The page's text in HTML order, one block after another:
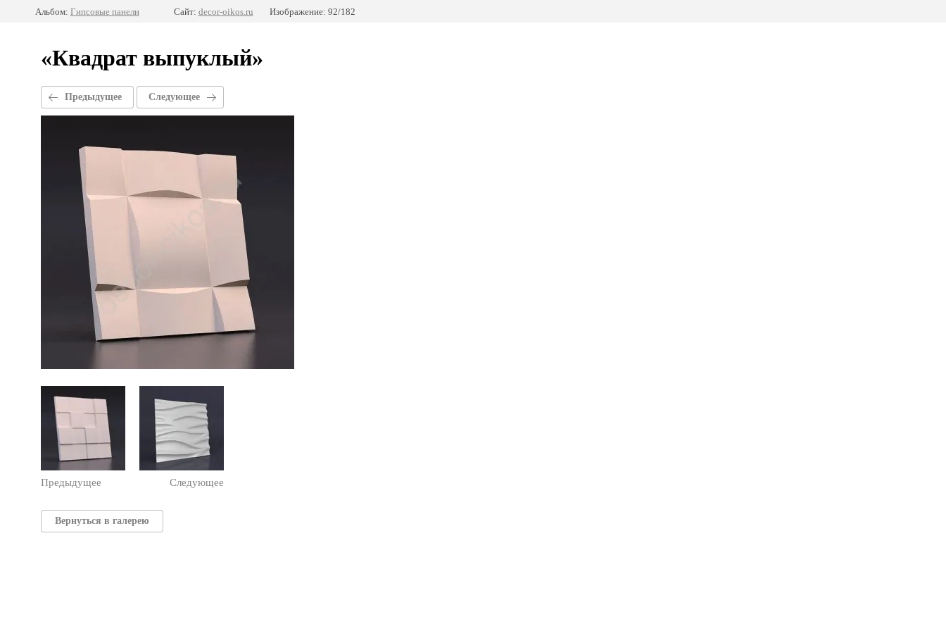
Альбом: Гипсовые панели Сайт: decor-oikos.ru Изображение: 92/182
«Квадрат выпуклый»
Предыдущее Следующее
Предыдущее Следующее
Вернуться в галерею